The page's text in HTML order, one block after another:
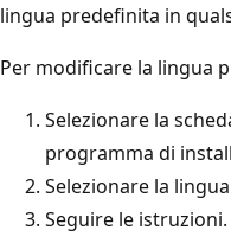
lingua predefinita in
Per modificare la lingua
Selezionare la
programma di
Selezionare la
Seguire le istruzioni.